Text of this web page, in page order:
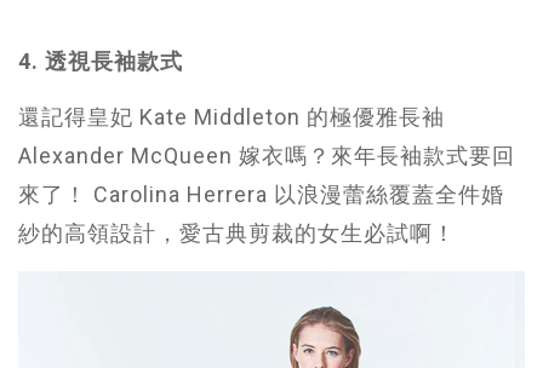
4. 透視長袖款式
還記得皇妃 Kate Middleton 的極優雅長袖
Alexander McQueen 嫁衣嗎？來年長袖款式要回
來了！ Carolina Herrera 以浪漫蕾絲覆蓋全件婚
紗的高領設計，愛古典剪裁的女生必試啊！